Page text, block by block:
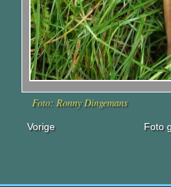
Foto: Ronny Dingemans
Vorige Foto